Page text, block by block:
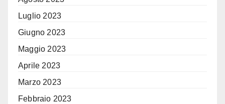
Luglio 2023
Giugno 2023
Maggio 2023
Aprile 2023
Marzo 2023
Febbraio 2023